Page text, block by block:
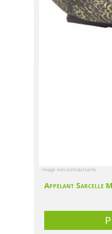
image non contractuelle
Appelant Sarcelle